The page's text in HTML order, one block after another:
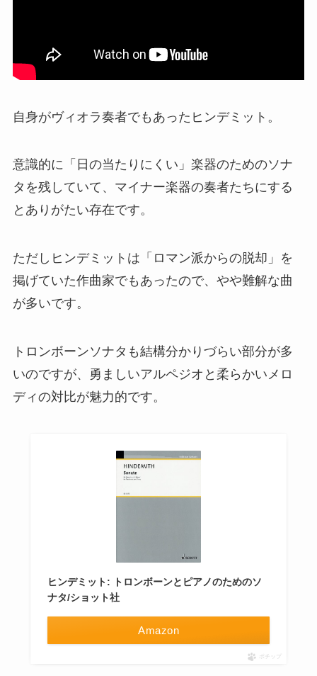
自身がヴィオラ奏者でもあったヒンデミット。
意識的に「日の当たりにくい」楽器のためのソナ
タを残していて、マイナー楽器の奏者たちにする
とありがたい存在です。
ただしヒンデミットは「ロマン派からの脱却」を
掲げていた作曲家でもあったので、やや難解な曲
が多いです。
トロンボーンソナタも結構分かりづらい部分が多
いのですが、勇ましいアルペジオと柔らかいメロ
ディの対比が魅力的です。
ヒンデミット: トロンボーンとピアノのためのソ
ナタ/ショット社
Amazon
ポチップ